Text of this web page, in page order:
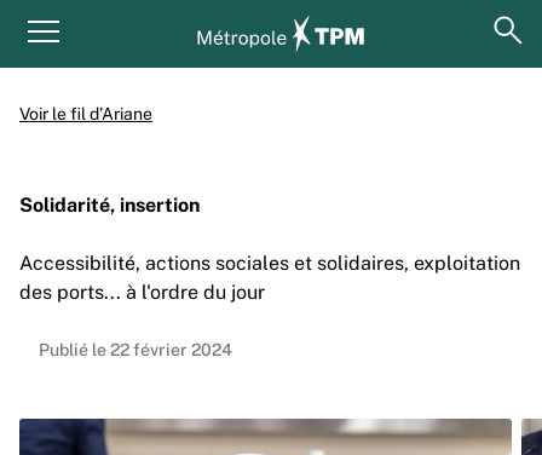
Menu principal
Voir le fil d’Ariane
Solidarité, insertion
Accessibilité, actions sociales et solidaires, exploitation
des ports... à l'ordre du jour
Publié le 22 février 2024